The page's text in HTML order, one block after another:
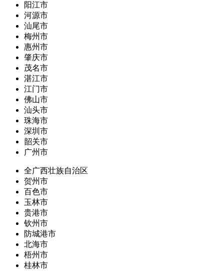
阳江市
河源市
汕尾市
梅州市
惠州市
肇庆市
茂名市
湛江市
江门市
佛山市
汕头市
珠海市
深圳市
韶关市
广州市
全广西壮族自治区
贺州市
百色市
玉林市
贵港市
钦州市
防城港市
北海市
梧州市
桂林市